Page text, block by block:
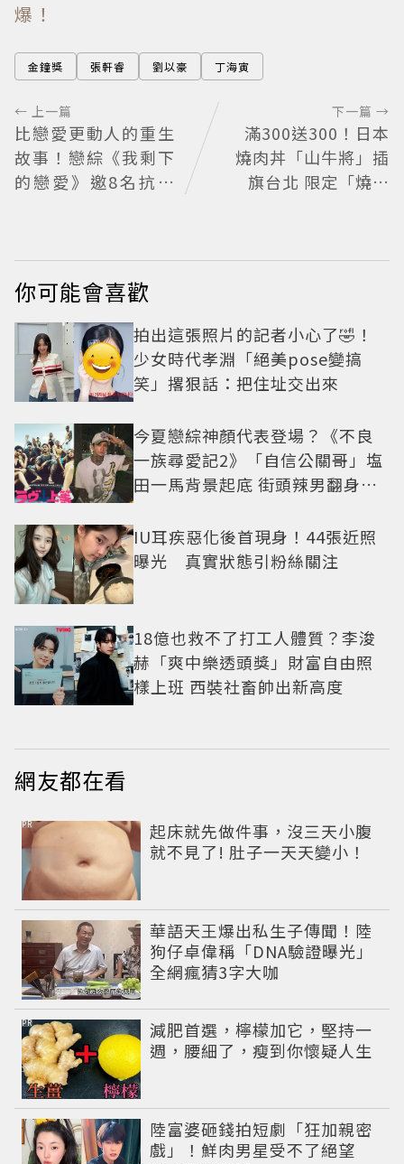
爆！
金鐘獎 張軒睿 劉以豪 丁海寅
← 上一篇
比戀愛更動人的重生
故事！戀綜《我剩下
的戀愛》邀8名抗病
痛
下一篇 →
滿300送300！日本
燒肉丼「山牛將」插
旗台北 限定「燒肉
你可能會喜歡
拍出這張照片的記者小心了🤣！
少女時代孝淵「絕美pose變搞
笑」撂狠話：把住址交出來
今夏戀綜神顏代表登場？《不良
一族尋愛記2》「自信公關哥」塩
田一馬背景起底 街頭辣男翻身當
IU耳疾惡化後首現身！44張近照
曝光 真實狀態引粉絲關注
18億也救不了打工人體質？李浚
赫「爽中樂透頭獎」財富自由照
樣上班 西裝社畜帥出新高度
網友都在看
起床就先做件事，沒三天小腹
就不見了! 肚子一天天變小！
PR
華語天王爆出私生子傳聞！陸
狗仔卓偉稱「DNA驗證曝光」
全網瘋猜3字大咖
減肥首選，檸檬加它，堅持一
週，腰細了，瘦到你懷疑人生
PR
陸富婆砸錢拍短劇「狂加親密
戲」！鮮肉男星受不了絕望